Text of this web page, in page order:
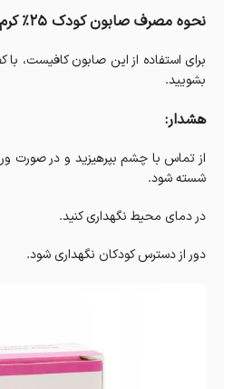
نحوه مصرف صابون کودک 25% کرم سیوند:
برای استفاده از این صابون کافیست،
بشویید.
هشدار:
از تماس با چشم بپرهیزید و در صورت
شسته شود.
در دمای محیط نگهداری کنید.
دور از دسترس کودکان نگهداری شود.